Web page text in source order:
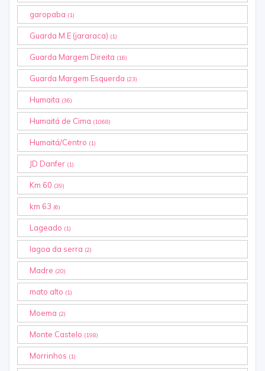
garopaba (1)
Guarda M.E (jararaca) (1)
Guarda Margem Direita (16)
Guarda Margem Esquerda (23)
Humaita (36)
Humaitá de Cima (1068)
Humaitá/Centro (1)
JD Danfer (1)
Km 60 (39)
km 63 (6)
Lageado (1)
lagoa da serra (2)
Madre (20)
mato alto (1)
Moema (2)
Monte Castelo (198)
Morrinhos (1)